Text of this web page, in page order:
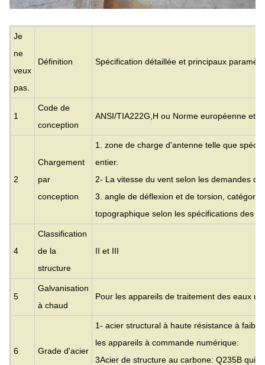
Je
ne
veux
pas.
Définition Spécification détaillée et principaux
1
Code de
conception
ANSI/TIA222G,H ou Norme européenne et
2
Chargement
par
conception
1. zone de charge d'antenne telle que
entier.
2- La vitesse du vent selon les demandes
3. angle de déflexion et de torsion,
topographique selon les spécifications des
4
Classification
de la
structure
II et III
5
Galvanisation
à chaud
Pour les appareils de traitement des eaux
6 Grade d'acier
1- acier structural à haute résistance à
les appareils à commande numérique:
3Acier de structure au carbone: Q235B qui